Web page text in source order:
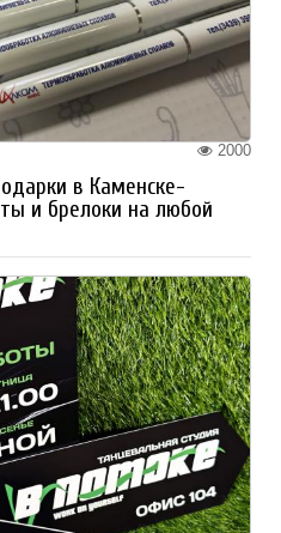
2000
в Каменске-
и брелоки на любой